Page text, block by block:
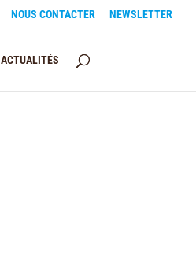
NOUS CONTACTER NEWSLETTER
ACTUALITÉS